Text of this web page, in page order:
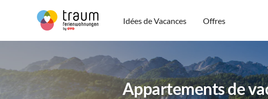
Idées de Vacances Offres
Appartements de